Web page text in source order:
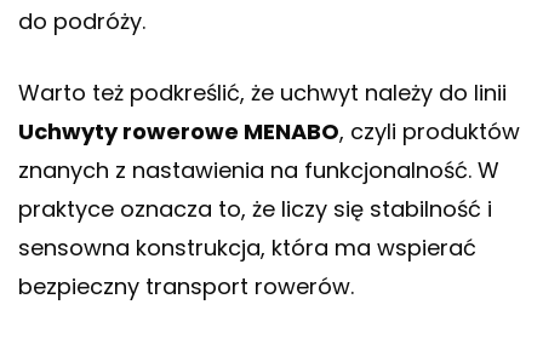
do podróży.
Warto też podkreślić, że uchwyt należy do linii
Uchwyty rowerowe MENABO, czyli produktów
znanych z nastawienia na funkcjonalność. W
praktyce oznacza to, że liczy się stabilność i
sensowna konstrukcja, która ma wspierać
bezpieczny transport rowerów.